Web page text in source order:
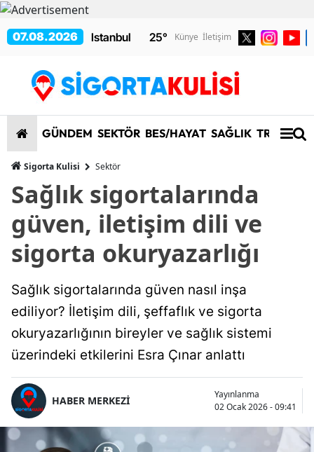
07.08.2026 25° Künye İletişim
GÜNDEM SEKTÖR BES/HAYAT SAĞLIK TRAFİK/
Sigorta Kulisi Sektör
Sağlık sigortalarında
güven, iletişim dili ve
sigorta okuryazarlığı
Sağlık sigortalarında güven nasıl inşa
ediliyor? İletişim dili, şeffaflık ve sigorta
okuryazarlığının bireyler ve sağlık sistemi
üzerindeki etkilerini Esra Çınar anlattı
HABER MERKEZİ
Yayınlanma
02 Ocak 2026 - 09:41